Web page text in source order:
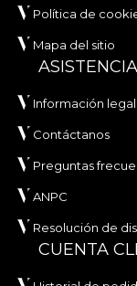
Política de
Mapa del sitio
ASISTENCIA
Información legal
Contáctanos
Preguntas
ANPC
Resolución de
CUENTA